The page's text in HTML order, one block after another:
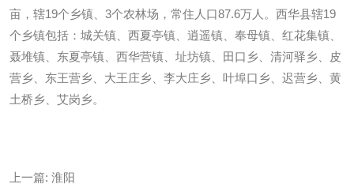
亩，辖19个乡镇、3个农林场，常住人口87.6万人。西华县辖19
个乡镇包括：城关镇、西夏亭镇、逍遥镇、奉母镇、红花集镇、
聂堆镇、东夏亭镇、西华营镇、址坊镇、田口乡、清河驿乡、皮
营乡、东王营乡、大王庄乡、李大庄乡、叶埠口乡、迟营乡、黄
土桥乡、艾岗乡。
上一篇: 淮阳